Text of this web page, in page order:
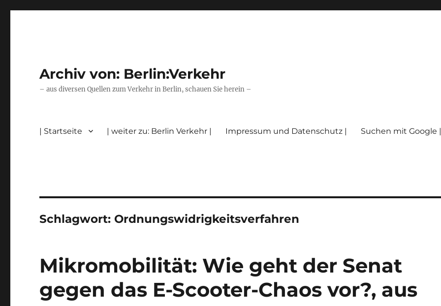
Archiv von: Berlin:Verkehr
– aus diversen Quellen zum Verkehr in Berlin, schauen Sie herein –
| Startseite | weiter zu: Berlin Verkehr | Impressum und Datenschutz | Suchen mit Google |
Schlagwort: Ordnungswidrigkeitsverfahren
Mikromobilität: Wie geht der Senat
gegen das E-Scooter-Chaos vor?, aus